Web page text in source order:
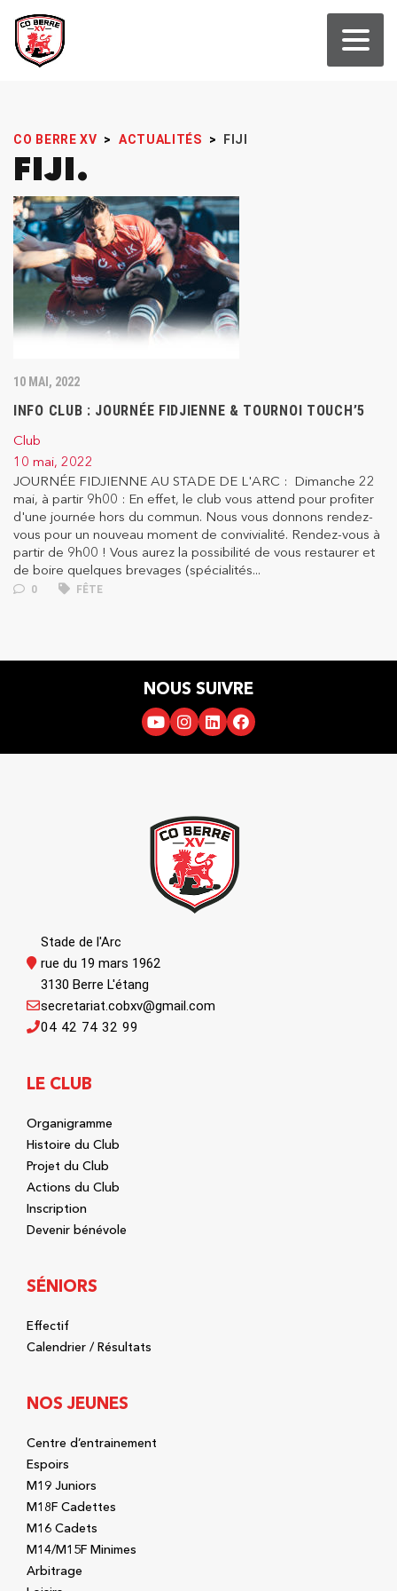
CO BERRE XV > ACTUALITÉS > FIJI
FIJI
10 MAI, 2022
INFO CLUB : JOURNÉE FIDJIENNE & TOURNOI TOUCH’5
Club
10 mai, 2022
JOURNÉE FIDJIENNE AU STADE DE L'ARC : Dimanche 22
mai, à partir 9h00 : En effet, le club vous attend pour profiter
d'une journée hors du commun. Nous vous donnons rendez-
vous pour un nouveau moment de convivialité. Rendez-vous à
partir de 9h00 ! Vous aurez la possibilité de vous restaurer et
de boire quelques brevages (spécialités...
0 FÊTE
NOUS SUIVRE
Stade de l'Arc
rue du 19 mars 1962
3130 Berre L'étang
04 42 74 32 99
secretariat.cobxv@gmail.com
LE CLUB
Organigramme
Histoire du Club
Projet du Club
Actions du Club
Inscription
Devenir bénévole
SÉNIORS
Effectif
Calendrier / Résultats
NOS JEUNES
Centre d’entrainement
Espoirs
M19 Juniors
M18F Cadettes
M16 Cadets
M14/M15F Minimes
Arbitrage